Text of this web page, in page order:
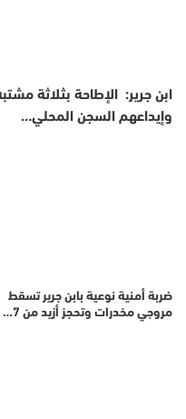
ابن جرير: الإطاحة بثلاثة
وإيداعهم السجن المحلي…
ضربة أمنية نوعية بابن جرير تسقط
مروجي مخدرات وتحجز أزيد من 7…